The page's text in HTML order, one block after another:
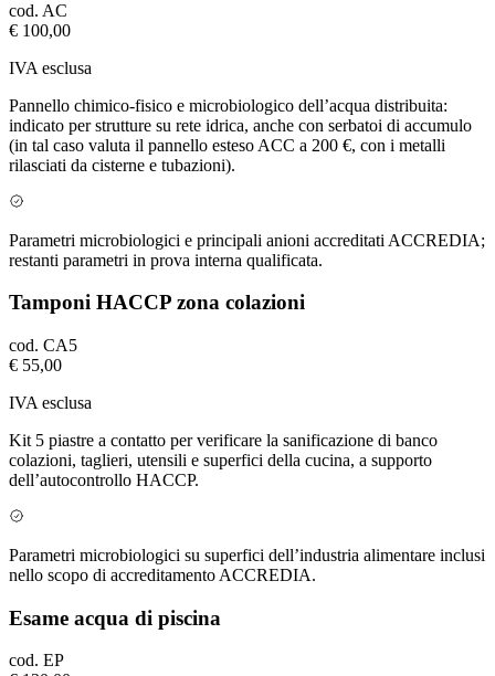
cod. AC
€ 100,00
IVA esclusa
Pannello chimico-fisico e microbiologico dell’acqua distribuita:
indicato per strutture su rete idrica, anche con serbatoi di accumulo
(in tal caso valuta il pannello esteso ACC a 200 €, con i metalli
rilasciati da cisterne e tubazioni).
Parametri microbiologici e principali anioni accreditati ACCREDIA;
restanti parametri in prova interna qualificata.
Tamponi HACCP zona colazioni
cod. CA5
€ 55,00
IVA esclusa
Kit 5 piastre a contatto per verificare la sanificazione di banco
colazioni, taglieri, utensili e superfici della cucina, a supporto
dell’autocontrollo HACCP.
Parametri microbiologici su superfici dell’industria alimentare inclusi
nello scopo di accreditamento ACCREDIA.
Esame acqua di piscina
cod. EP